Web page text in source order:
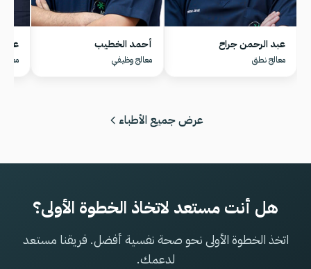
عبد الرحمن جراح
معالج نطق
أحمد الخطيب
معالج وظيفي
عرض جميع الأطباء
هل أنت مستعد لاتخاذ الخطوة الأولى؟
اتخذ الخطوة الأولى نحو صحة نفسية أفضل. فريقنا مستعد
لدعمك.